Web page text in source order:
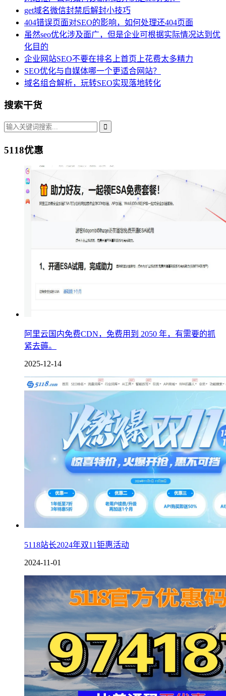
get域名微信封禁后解封小技巧
404错误页面对SEO的影响，如何处理还404页面
虽然seo优化涉及面广，但是企业可根据实际情况达到优
化目的
企业网站SEO不要在排名上首页上花费太多精力
SEO优化与自媒体哪一个更适合网站？
域名组合解析，玩转SEO实现落地转化
搜索干货
5118优惠
阿里云国内免费CDN，免费用到 2050 年，有需要的抓
紧去薅。
2025-12-14
5118站长2024年双11钜惠活动
2024-11-01